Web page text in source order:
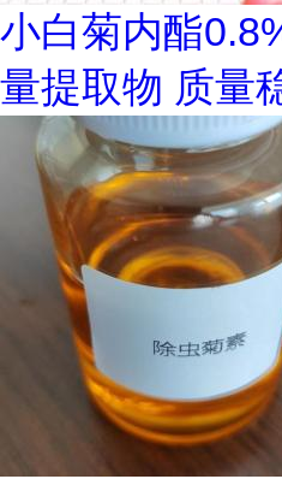
小白菊内酯
量提取物 质量